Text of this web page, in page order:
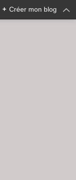
+ Créer mon blog